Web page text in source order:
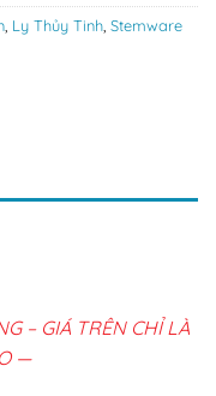
, Ly Thủy Tinh, Stemware
– GIÁ TRÊN CHỈ LÀ
—